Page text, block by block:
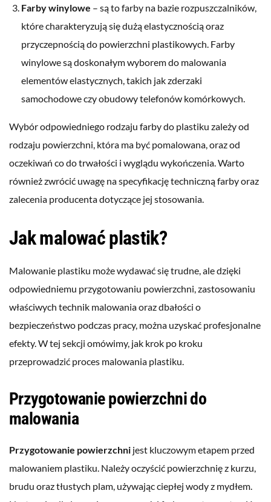
Farby winylowe – są to farby na bazie rozpuszczalników,
które charakteryzują się dużą elastycznością oraz
przyczepnością do powierzchni plastikowych. Farby
winylowe są doskonałym wyborem do malowania
elementów elastycznych, takich jak zderzaki
samochodowe czy obudowy telefonów komórkowych.
Wybór odpowiedniego rodzaju farby do plastiku zależy od
rodzaju powierzchni, która ma być pomalowana, oraz od
oczekiwań co do trwałości i wyglądu wykończenia. Warto
również zwrócić uwagę na specyfikację techniczną farby oraz
zalecenia producenta dotyczące jej stosowania.
Jak malować plastik?
Malowanie plastiku może wydawać się trudne, ale dzięki
odpowiedniemu przygotowaniu powierzchni, zastosowaniu
właściwych technik malowania oraz dbałości o
bezpieczeństwo podczas pracy, można uzyskać profesjonalne
efekty. W tej sekcji omówimy, jak krok po kroku
przeprowadzić proces malowania plastiku.
Przygotowanie powierzchni do
malowania
Przygotowanie powierzchni jest kluczowym etapem przed
malowaniem plastiku. Należy oczyścić powierzchnię z kurzu,
brudu oraz tłustych plam, używając ciepłej wody z mydłem.